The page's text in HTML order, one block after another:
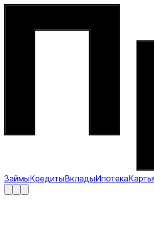
ЗаймыКредитыВкладыИпотекаКарты